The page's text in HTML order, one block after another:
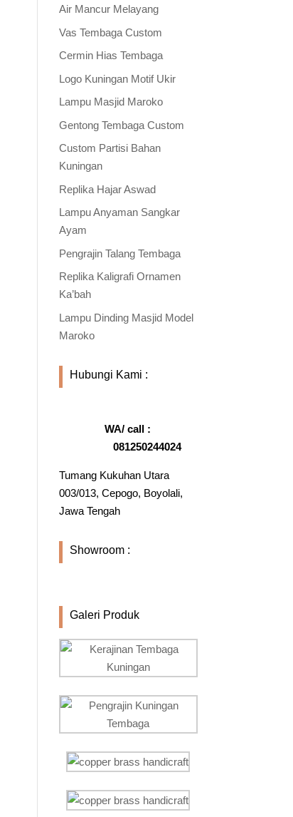
Air Mancur Melayang
Vas Tembaga Custom
Cermin Hias Tembaga
Logo Kuningan Motif Ukir
Lampu Masjid Maroko
Gentong Tembaga Custom
Custom Partisi Bahan
Kuningan
Replika Hajar Aswad
Lampu Anyaman Sangkar
Ayam
Pengrajin Talang Tembaga
Replika Kaligrafi Ornamen
Ka’bah
Lampu Dinding Masjid Model
Maroko
Hubungi Kami :
WA/ call :
081250244024
Tumang Kukuhan Utara
003/013, Cepogo, Boyolali,
Jawa Tengah
Showroom :
Galeri Produk